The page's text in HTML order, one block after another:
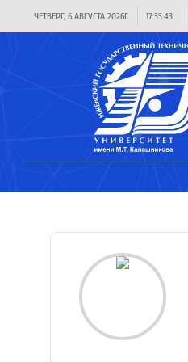
ЧЕТВЕРГ, 6 АВГУСТА 2026Г. 17:33:43